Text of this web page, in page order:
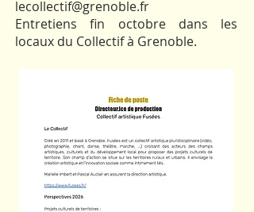
lecollectif@grenoble.fr
Entretiens fin octobre dans les
locaux du Collectif à Grenoble.